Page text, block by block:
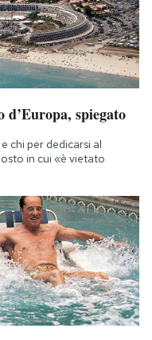
spiegato
chi per dedicarsi al
in cui «è vietato